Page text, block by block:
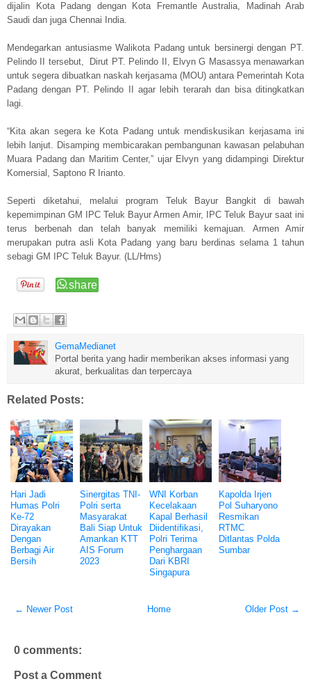
dijalin Kota Padang dengan Kota Fremantle Australia, Madinah Arab
Saudi dan juga Chennai India.
Mendegarkan antusiasme Walikota Padang untuk bersinergi dengan PT.
Pelindo II tersebut, Dirut PT. Pelindo II, Elvyn G Masassya menawarkan
untuk segera dibuatkan naskah kerjasama (MOU) antara Pemerintah Kota
Padang dengan PT. Pelindo II agar lebih terarah dan bisa ditingkatkan
lagi.
“Kita akan segera ke Kota Padang untuk mendiskusikan kerjasama ini
lebih lanjut. Disamping membicarakan pembangunan kawasan pelabuhan
Muara Padang dan Maritim Center,” ujar Elvyn yang didampingi Direktur
Komersial, Saptono R Irianto.
Seperti diketahui, melalui program Teluk Bayur Bangkit di bawah
kepemimpinan GM IPC Teluk Bayur Armen Amir, IPC Teluk Bayur saat ini
terus berbenah dan telah banyak memiliki kemajuan. Armen Amir
merupakan putra asli Kota Padang yang baru berdinas selama 1 tahun
sebagi GM IPC Teluk Bayur. (LL/Hms)
GemaMedianet
Portal berita yang hadir memberikan akses informasi yang
akurat, berkualitas dan terpercaya
Related Posts:
Hari Jadi
Humas Polri
Ke-72
Dirayakan
Dengan
Berbagi Air
Bersih
Sinergitas TNI-
Polri serta
Masyarakat
Bali Siap Untuk
Amankan KTT
AIS Forum
2023
WNI Korban
Kecelakaan
Kapal Berhasil
Diidentifikasi,
Polri Terima
Penghargaan
Dari KBRI
Singapura
Kapolda Irjen
Pol Suharyono
Resmikan
RTMC
Ditlantas Polda
Sumbar
← Newer Post Older Post →
Home
0 comments:
Post a Comment